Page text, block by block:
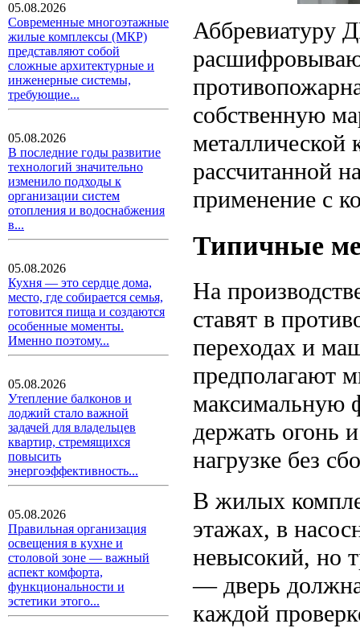
05.08.2026
Современные многоэтажные
жилые комплексы (МКР)
представляют собой
сложные архитектурные и
инженерные системы,
требующие...
05.08.2026
В последние годы развитие
технологий значительно
изменило подходы к
организации систем
отопления и водоснабжения
в...
05.08.2026
Кухня — это сердце дома,
место, где собирается семья,
готовится пища и создаются
особенные моменты.
Именно поэтому...
05.08.2026
Утепление балконов и
лоджий стало важной
задачей для владельцев
квартир, стремящихся
повысить
энергоэффективность...
05.08.2026
Правильная организация
освещения в кухне и
столовой зоне — важный
аспект комфорта,
функциональности и
эстетики этого...
Аббревиатуру
собственную
металлической
рассчитанной
применение с
Типичные
На
ставят в
переходах и
предполагают
максимальную
держать огонь
нагрузке без
В жилых
этажах, в
невысокий, но
— дверь
каждой